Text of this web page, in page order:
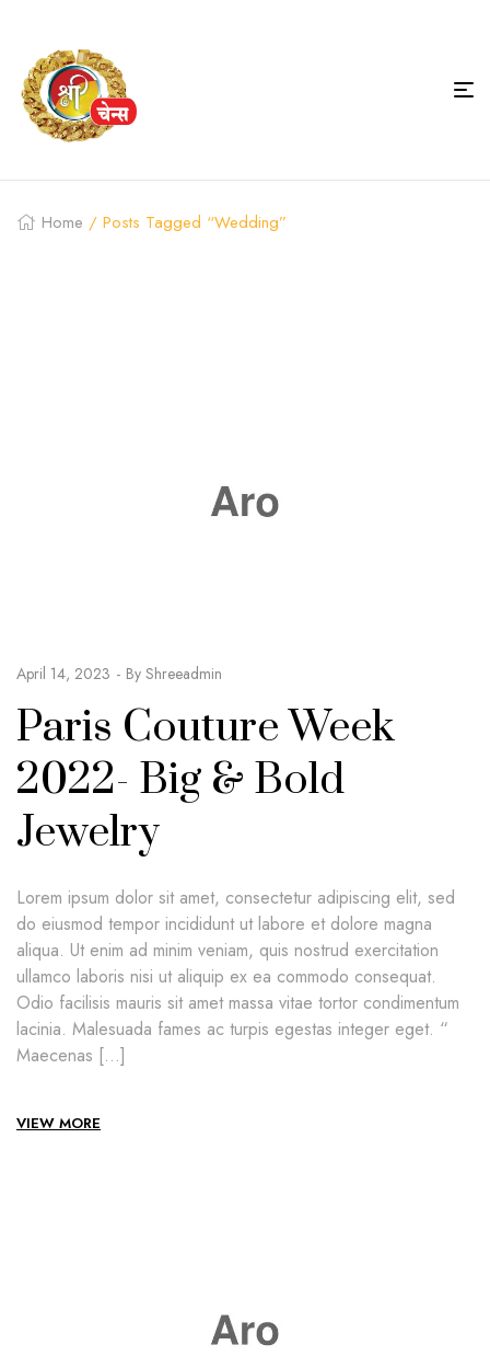
Home / Posts Tagged “Wedding”
April 14, 2023 By Shreeadmin
Paris Couture Week
2022- Big & Bold
Jewelry
Lorem ipsum dolor sit amet, consectetur adipiscing elit, sed
do eiusmod tempor incididunt ut labore et dolore magna
aliqua. Ut enim ad minim veniam, quis nostrud exercitation
ullamco laboris nisi ut aliquip ex ea commodo consequat.
Odio facilisis mauris sit amet massa vitae tortor condimentum
lacinia. Malesuada fames ac turpis egestas integer eget. “
Maecenas […]
VIEW MORE